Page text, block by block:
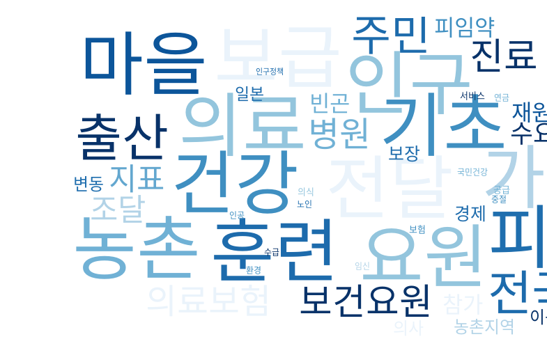
인구
의료 기초
전달
보급
건강
요원
훈련
마을
농촌
출산
주민 진료
보건요원
병원
지표
조달
수
빈곤
피임약
재
보장
경제
변동
농촌지역
일본 서비스
공급
보험
의식
연금
노인
국민건강
수급
환경
임신
인공
중절
인구정책